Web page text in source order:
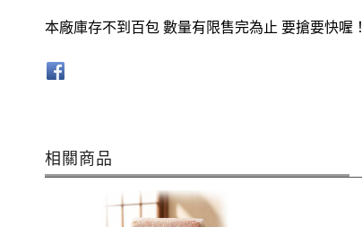
本廠庫存不到百包 數量有限售完為止 要搶要快喔！
相關商品